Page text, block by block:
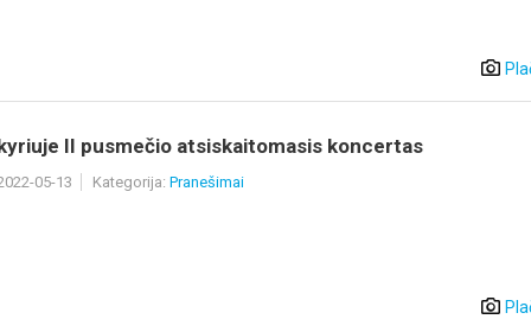
II pusmečio atsiskaitomasis koncertas
05-13 Kategorija: Pranešimai